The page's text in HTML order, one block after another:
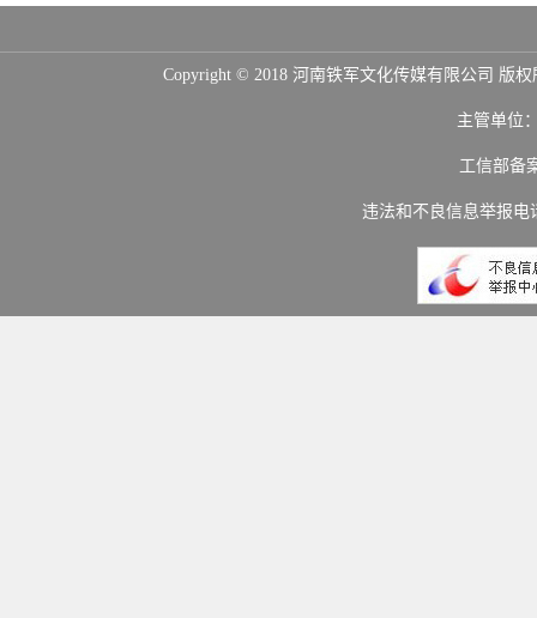
Copyright © 2018 河南铁军文化传媒有限公司 版
主管单位
工信部备
违法和不良信息举报